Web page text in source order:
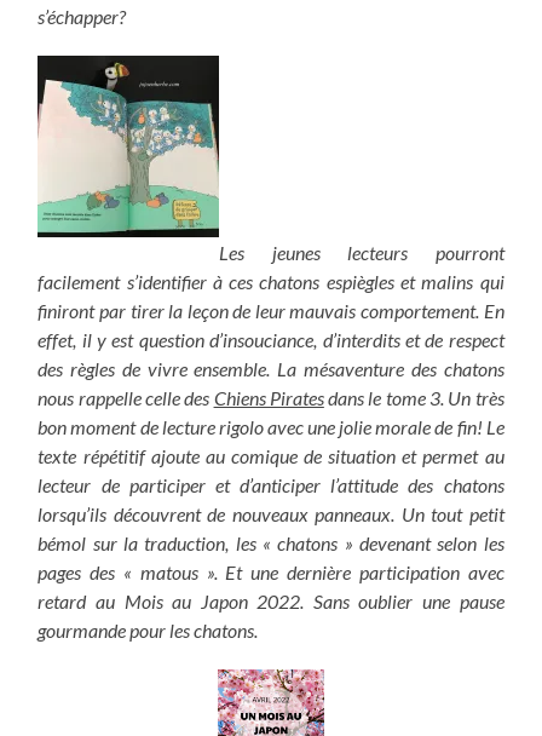
s’échapper?
Les jeunes lecteurs pourront
facilement s’identifier à ces chatons espiègles et malins qui
finiront par tirer la leçon de leur mauvais comportement. En
effet, il y est question d’insouciance, d’interdits et de respect
des règles de vivre ensemble. La mésaventure des chatons
nous rappelle celle des Chiens Piratesdans le tome 3. Un très
bon moment de lecture rigolo avec une jolie morale de fin! Le
texte répétitif ajoute au comique de situation et permet au
lecteur de participer et d’anticiper l’attitude des chatons
lorsqu’ils découvrent de nouveaux panneaux. Un tout petit
bémol sur la traduction, les « chatons » devenant selon les
pages des « matous ». Et une dernière participation avec
retard au Mois au Japon 2022. Sans oublier une pause
gourmande pour les chatons.